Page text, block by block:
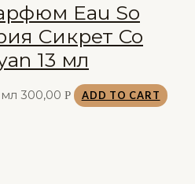
Eau So
Сикрет Со
13 мл
мл 300,00 Р ADD TO CART